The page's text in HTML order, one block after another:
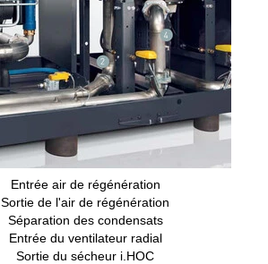
Entrée air de régénération
Sortie de l'air de régénération
Séparation des condensats
Entrée du ventilateur radial
Sortie du sécheur i.HOC